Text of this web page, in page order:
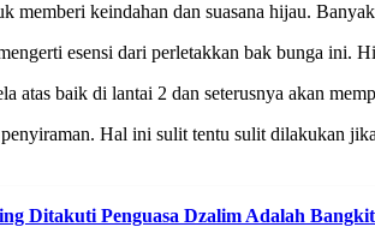
memberi keindahan dan suasana hijau.
esensi dari perletakkan bak bunga ini.
atas baik di lantai 2 dan seterusnya akan
Hal ini sulit tentu sulit dilakukan
Ditakuti Penguasa Dzalim Adalah